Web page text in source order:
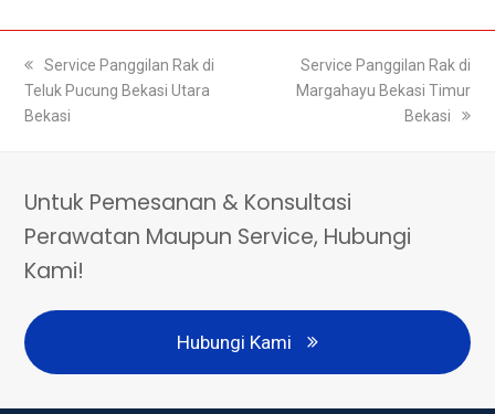
previous
post:
Service Panggilan Rak di
Teluk Pucung Bekasi Utara
Bekasi
next
post:
Service Panggilan Rak di
Margahayu Bekasi Timur
Bekasi
Untuk Pemesanan & Konsultasi
Perawatan Maupun Service, Hubungi
Kami!
Hubungi Kami